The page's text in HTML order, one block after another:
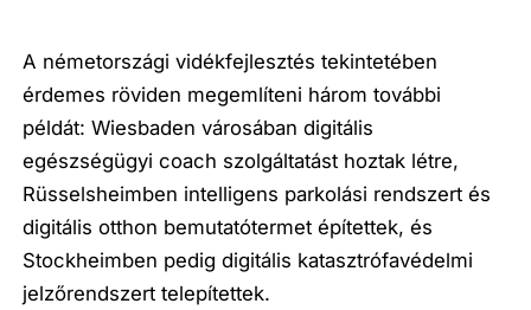
A németországi vidékfejlesztés tekintetében
érdemes röviden megemlíteni három további
példát: Wiesbaden városában digitális
egészségügyi coach szolgáltatást hoztak létre,
Rüsselsheimben intelligens parkolási rendszert és
digitális otthon bemutatótermet építettek, és
Stockheimben pedig digitális katasztrófavédelmi
jelzőrendszert telepítettek.